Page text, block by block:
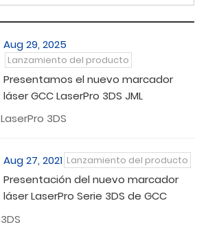
Aug 29, 2025
Lanzamiento del producto
Presentamos el nuevo marcador
láser GCC LaserPro 3DS JML
LaserPro 3DS
Aug 27, 2021 Lanzamiento del producto
Presentación del nuevo marcador
láser LaserPro Serie 3DS de GCC
3DS